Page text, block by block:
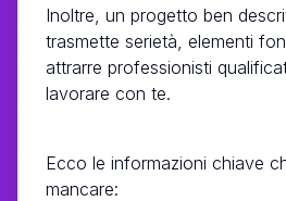
Inoltre, un progetto ben
trasmette serietà, elementi
attrarre professionisti
lavorare con te.
Ecco le informazioni chiave
mancare: